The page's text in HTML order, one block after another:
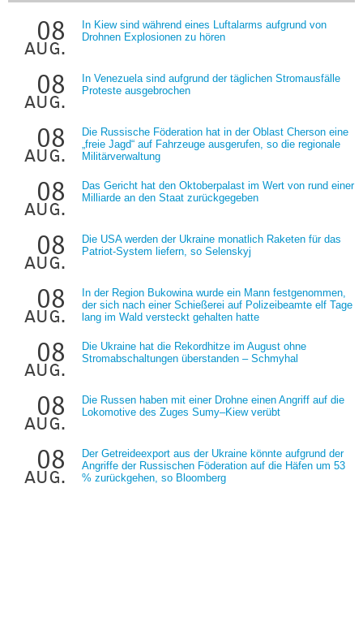
08
aug.
In Kiew sind während eines Luftalarms aufgrund von
Drohnen Explosionen zu hören
08
aug.
In Venezuela sind aufgrund der täglichen Stromausfälle
Proteste ausgebrochen
08
aug.
Die Russische Föderation hat in der Oblast Cherson eine
„freie Jagd“ auf Fahrzeuge ausgerufen, so die regionale
Militärverwaltung
08
aug.
Das Gericht hat den Oktoberpalast im Wert von rund einer
Milliarde an den Staat zurückgegeben
08
aug.
Die USA werden der Ukraine monatlich Raketen für das
Patriot-System liefern, so Selenskyj
08
aug.
In der Region Bukowina wurde ein Mann festgenommen,
der sich nach einer Schießerei auf Polizeibeamte elf Tage
lang im Wald versteckt gehalten hatte
08
aug.
Die Ukraine hat die Rekordhitze im August ohne
Stromabschaltungen überstanden – Schmyhal
08
aug.
Die Russen haben mit einer Drohne einen Angriff auf die
Lokomotive des Zuges Sumy–Kiew verübt
08
aug.
Der Getreideexport aus der Ukraine könnte aufgrund der
Angriffe der Russischen Föderation auf die Häfen um 53
% zurückgehen, so Bloomberg